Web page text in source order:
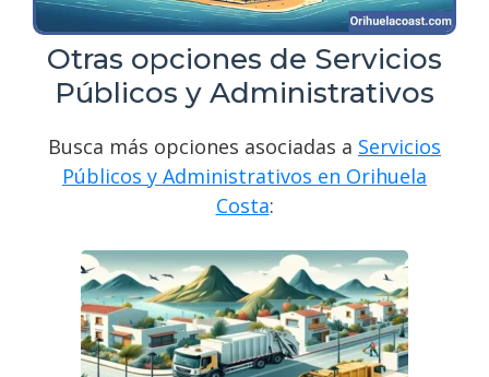
Otras opciones de Servicios
Públicos y Administrativos
Busca más opciones asociadas a Servicios
Públicos y Administrativos en Orihuela
Costa: